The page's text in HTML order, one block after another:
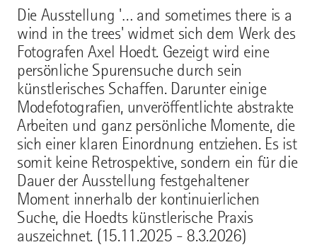
Die Ausstellung '… and sometimes there is a
wind in the trees' widmet sich dem Werk des
Fotografen Axel Hoedt. Gezeigt wird eine
persönliche Spurensuche durch sein
künstlerisches Schaffen. Darunter einige
Modefotografien, unveröffentlichte abstrakte
Arbeiten und ganz persönliche Momente, die
sich einer klaren Einordnung entziehen. Es ist
somit keine Retrospektive, sondern ein für die
Dauer der Ausstellung festgehaltener
Moment innerhalb der kontinuierlichen
Suche, die Hoedts künstlerische Praxis
auszeichnet. (15.11.2025 - 8.3.2026)